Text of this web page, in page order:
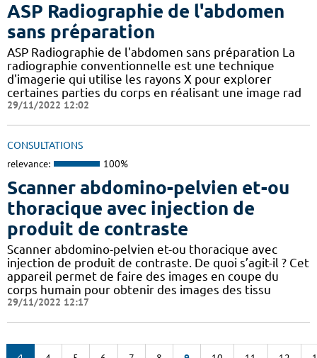
ASP Radiographie de l'abdomen
sans préparation
ASP Radiographie de l'abdomen sans préparation La
radiographie conventionnelle est une technique
d'imagerie qui utilise les rayons X pour explorer
certaines parties du corps en réalisant une image rad
29/11/2022 12:02
CONSULTATIONS
relevance: 100%
Scanner abdomino-pelvien et-ou
thoracique avec injection de
produit de contraste
Scanner abdomino-pelvien et-ou thoracique avec
injection de produit de contraste. De quoi s’agit-il ? Cet
appareil permet de faire des images en coupe du
corps humain pour obtenir des images des tissu
29/11/2022 12:17